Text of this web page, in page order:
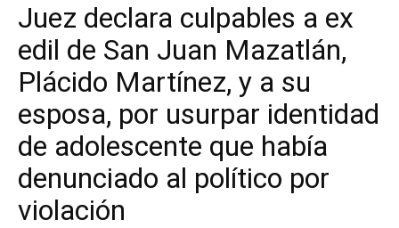
Juez declara culpables a ex
edil de San Juan Mazatlán,
Plácido Martínez, y a su
esposa, por usurpar identidad
de adolescente que había
denunciado al político por
violación